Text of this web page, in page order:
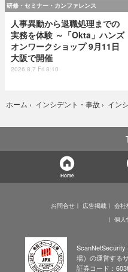
研修・セミナー・カンファレンス
人事異動から退職処理までの
実務を体験 ～「Okta」ハンズ
オンワークショップ 9月11日
大阪で開催
2026.8.7 Fri 8:10
ホーム › インシデント・事故 › イン
Home
お問合せ 広告掲載 会社
個人
ScanNetSecurity
場）の運営する
証券コード：